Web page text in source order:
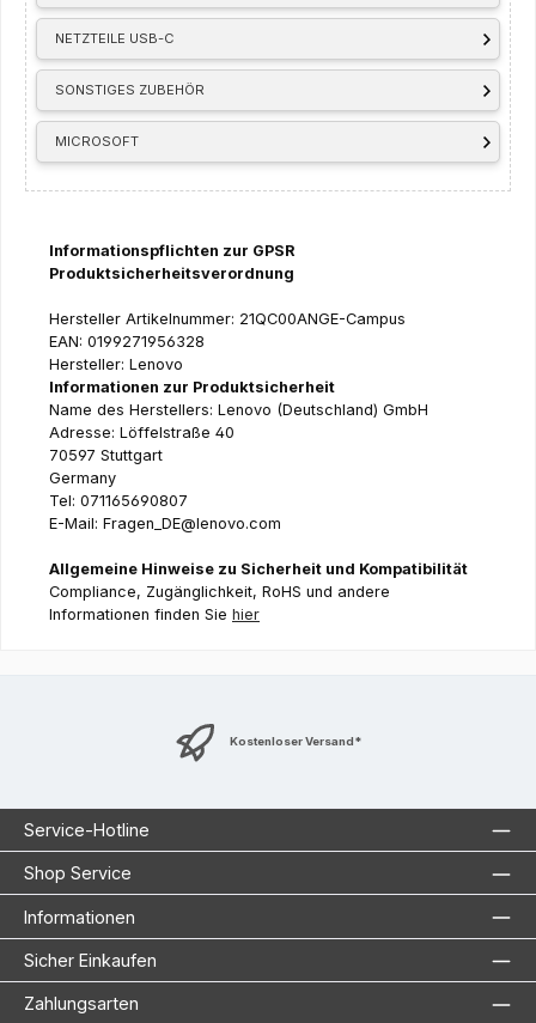
NETZTEILE USB-C
SONSTIGES ZUBEHÖR
MICROSOFT
Informationspflichten zur GPSR
Produktsicherheitsverordnung
Hersteller Artikelnummer: 21QC00ANGE-Campus
EAN: 0199271956328
Hersteller: Lenovo
Informationen zur Produktsicherheit
Name des Herstellers: Lenovo (Deutschland) GmbH
Adresse: Löffelstraße 40
70597 Stuttgart
Germany
Tel: 071165690807
E-Mail: Fragen_DE@lenovo.com
Allgemeine Hinweise zu Sicherheit und Kompatibilität
Compliance, Zugänglichkeit, RoHS und andere
Informationen finden Sie hier
Kostenloser Versand*
Service-Hotline
Shop Service
Informationen
Sicher Einkaufen
Zahlungsarten